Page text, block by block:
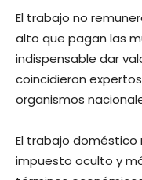
El trabajo no
alto que pagan las
indispensable dar
coincidieron
organismos
El trabajo doméstico
impuesto oculto y